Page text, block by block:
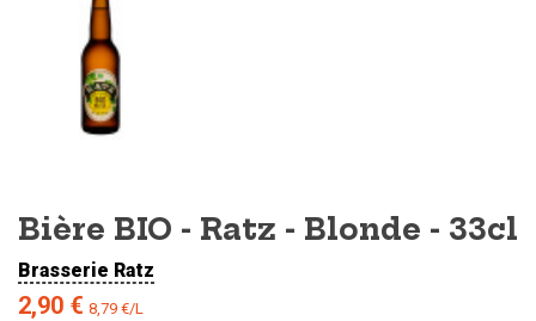
Bière BIO - Ratz - Blonde - 33cl
Brasserie Ratz
2,90 € 8,79 €/L